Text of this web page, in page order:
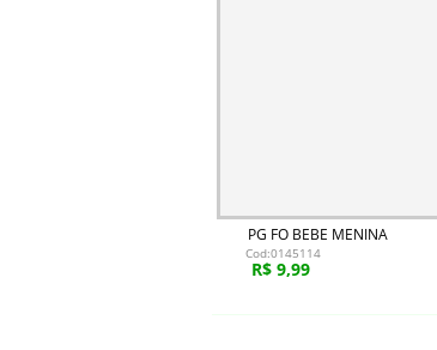
PG FO BEBE MENINA
Cod:0145114
R$ 9,99